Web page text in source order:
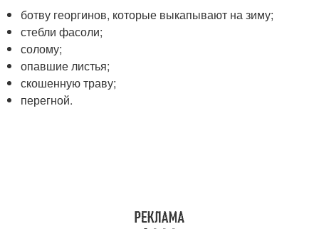
ботву георгинов, которые выкапывают на зиму;
стебли фасоли;
солому;
опавшие листья;
скошенную траву;
перегной.